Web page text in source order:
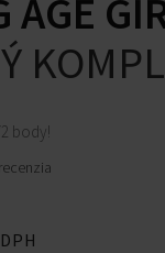
AGE
body!